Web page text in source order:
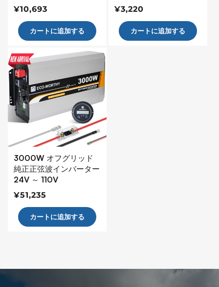
ータ 12V/24V オートス
イッチ
通
常
価
¥10,693
カートに追加する
USB ポート 12V/24V オ
ートスイッチ付き
通
常
価
¥3,220
カートに追加する
3000W オフグリッド
純正正弦波インバーター
24V ～ 110V
通
常
価
¥51,235
カートに追加する